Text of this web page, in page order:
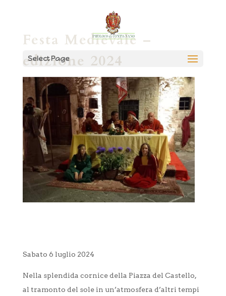
Select Page
Festa Medievale –
edizione 2024
Sabato 6 luglio 2024
Nella splendida cornice della Piazza del Castello,
al tramonto del sole in un’atmosfera d’altri tempi